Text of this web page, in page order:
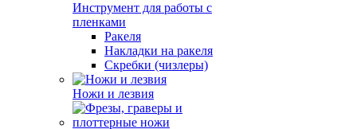
Инструмент для работы с
пленками
Ракеля
Накладки на ракеля
Скребки (чизлеры)
Ножи и лезвия